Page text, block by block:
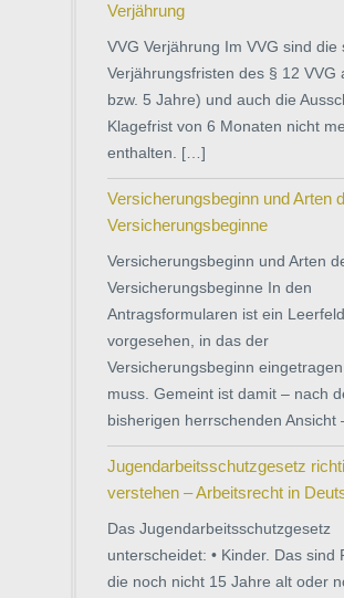
Verjährung
VVG Verjährung Im VVG sind die
Verjährungsfristen des § 12 VVG
bzw. 5 Jahre) und auch die
Klagefrist von 6 Monaten nicht
enthalten. […]
Versicherungsbeginn und Arten
Versicherungsbeginne
Versicherungsbeginn und Arten
Versicherungsbeginne In den
Antragsformularen ist ein Leerfeld
vorgesehen, in das der
Versicherungsbeginn
muss. Gemeint ist damit – nach
bisherigen herrschenden
Jugendarbeitsschutzgesetz
verstehen – Arbeitsrecht in
Das Jugendarbeitsschutzgesetz
unterscheidet: • Kinder. Das sind
die noch nicht 15 Jahre alt oder